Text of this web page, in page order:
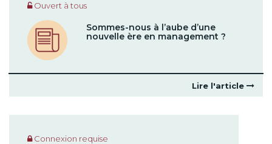
Ouvert à tous
Sommes-nous à l’aube d’une
nouvelle ère en management ?
Lire l'article
Connexion requise